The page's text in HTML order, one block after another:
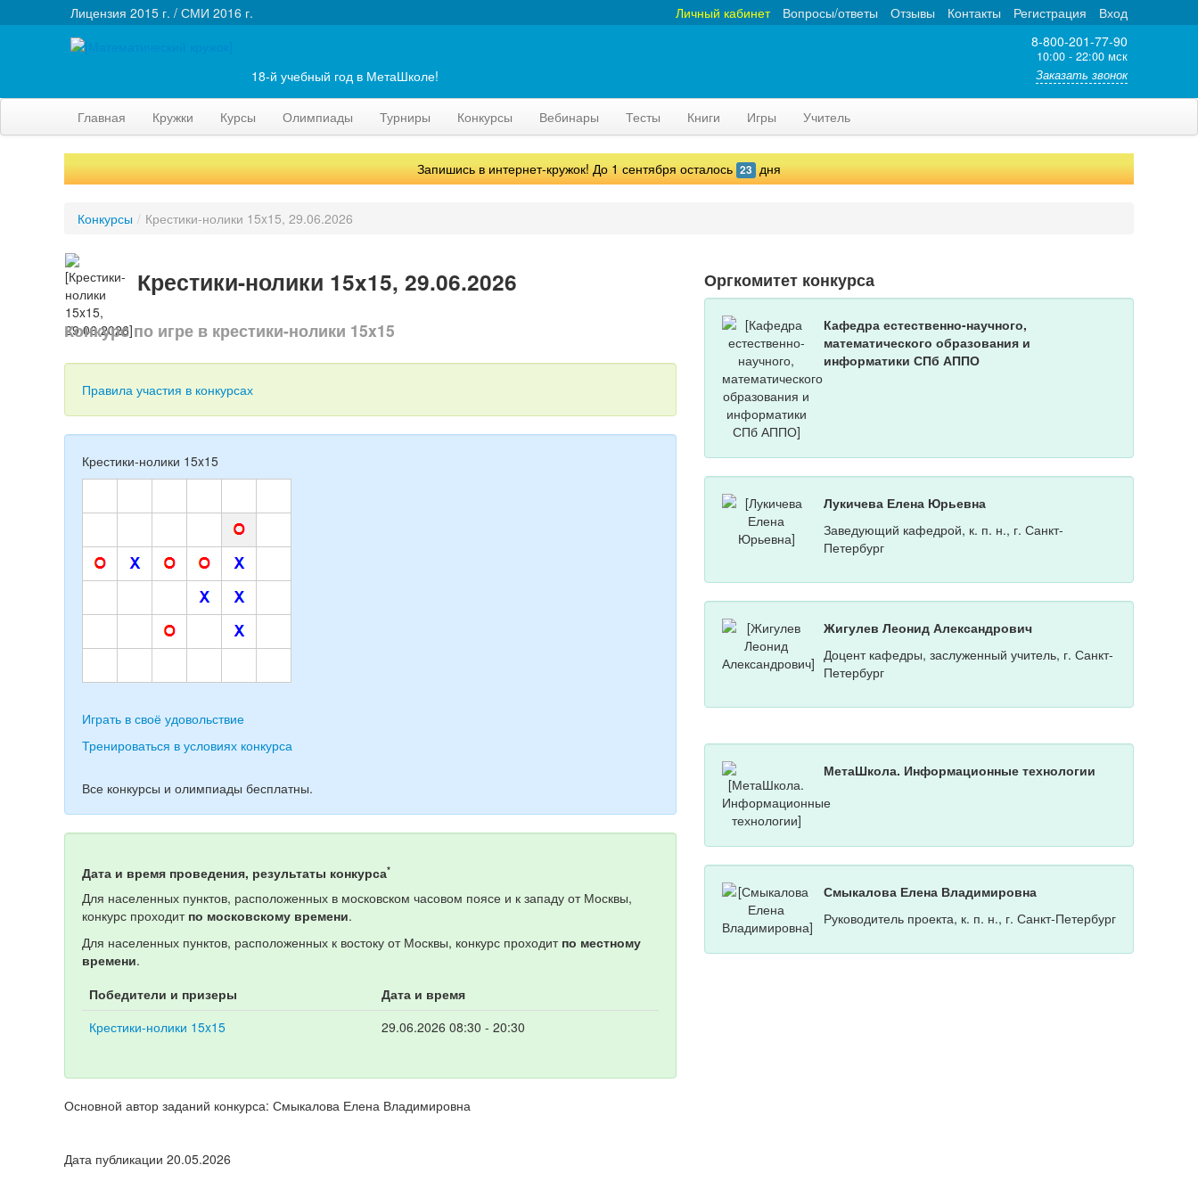
Лицензия 2015 г. / СМИ 2016 г. Вход
Регистрация
Контакты
Отзывы
Вопросы/ответы
Личный кабинет
8-800-201-77-90
10:00 - 22:00 мск
Заказать звонок
18-й учебный год в МетаШколе!
Главная Кружки Курсы Олимпиады Турниры Конкурсы Вебинары Тесты Книги Игры Учитель
Запишись в интернет-кружок! До 1 сентября осталось 23 дня
Конкурсы / Крестики-нолики 15x15, 29.06.2026
Крестики-нолики 15x15, 29.06.2026
Конкурс по игре в крестики-нолики 15x15
Правила участия в конкурсах
Крестики-нолики 15x15
Играть в своё удовольствие
Тренироваться в условиях конкурса
Все конкурсы и олимпиады бесплатны.
Дата и время проведения, результаты конкурса*
Для населенных пунктов, расположенных в московском часовом поясе и к западу от Москвы,
конкурс проходит по московскому времени.
Для населенных пунктов, расположенных к востоку от Москвы, конкурс проходит по местному
времени.
Победители и призеры
Дата и время
Крестики-нолики 15x15
29.06.2026 08:30 - 20:30
Основной автор заданий конкурса: Смыкалова Елена Владимировна
Оргкомитет конкурса
Кафедра естественно-научного,
математического образования и
информатики СПб АППО
Лукичева Елена Юрьевна
Заведующий кафедрой, к. п. н., г. Санкт-
Петербург
Жигулев Леонид Александрович
Доцент кафедры, заслуженный учитель, г. Санкт-
Петербург
МетаШкола. Информационные технологии
Смыкалова Елена Владимировна
Руководитель проекта, к. п. н., г. Санкт-Петербург
Дата публикации 20.05.2026